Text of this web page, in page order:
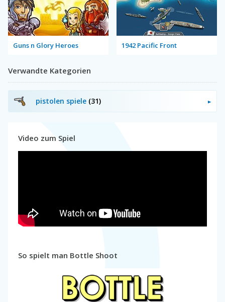
Guns n Glory Heroes 1942 Pacific Front
Verwandte Kategorien
pistolen spiele (31)
Video zum Spiel
So spielt man Bottle Shoot